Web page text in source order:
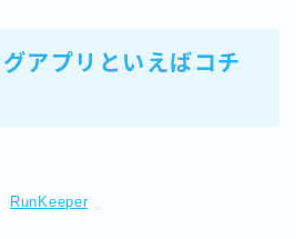
アプリといえばコチ
RunKeeper